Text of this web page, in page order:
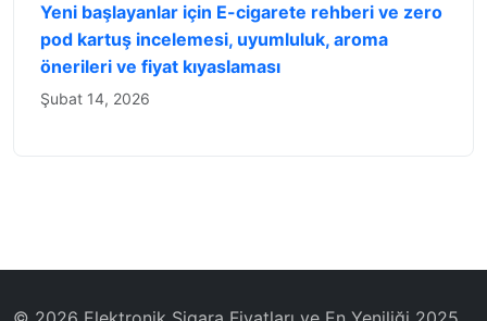
Yeni başlayanlar için E-cigarete rehberi ve zero
pod kartuş incelemesi, uyumluluk, aroma
önerileri ve fiyat kıyaslaması
Şubat 14, 2026